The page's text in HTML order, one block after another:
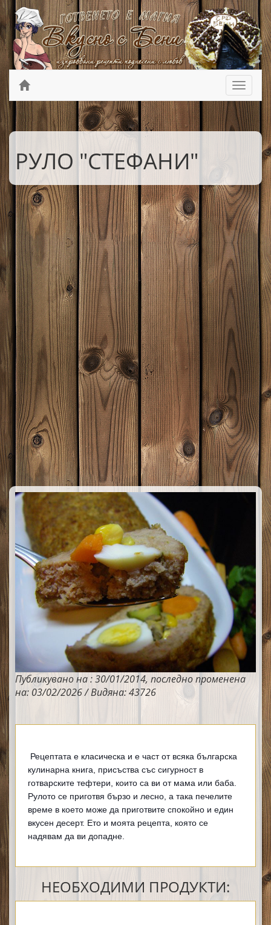
РУЛО "СТЕФАНИ"
Публикувано на : 30/01/2014, последно променена
на: 03/02/2026 / Видяна: 43726
Рецептата е класическа и е част от всяка българска
кулинарна книга, присъства със сигурност в
готварските тефтери, които са ви от мама или баба.
Рулото се приготвя бързо и лесно, а така печелите
време в което може да приготвите спокойно и един
вкусен десерт. Ето и моята рецепта, която се
надявам да ви допадне.
НЕОБХОДИМИ ПРОДУКТИ: